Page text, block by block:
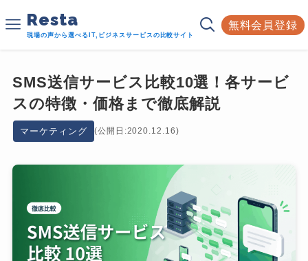
Resta
現場の声から選べるIT,ビジネスサービスの比較サイト
無料会員登録
SMS送信サービス比較10選！各サービ
スの特徴・価格まで徹底解説
マーケティング (公開日:2020.12.16)